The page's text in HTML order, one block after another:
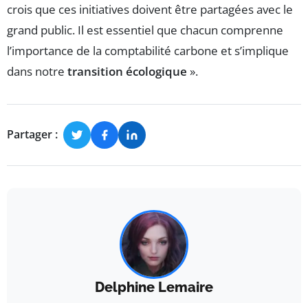
crois que ces initiatives doivent être partagées avec le
grand public. Il est essentiel que chacun comprenne
l’importance de la comptabilité carbone et s’implique
dans notre transition écologique ».
Partager :
Delphine Lemaire